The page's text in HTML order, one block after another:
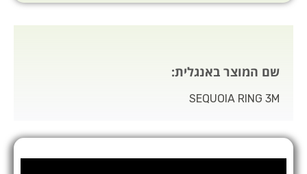
שם המוצר באנגלית:
SEQUOIA RING 3M